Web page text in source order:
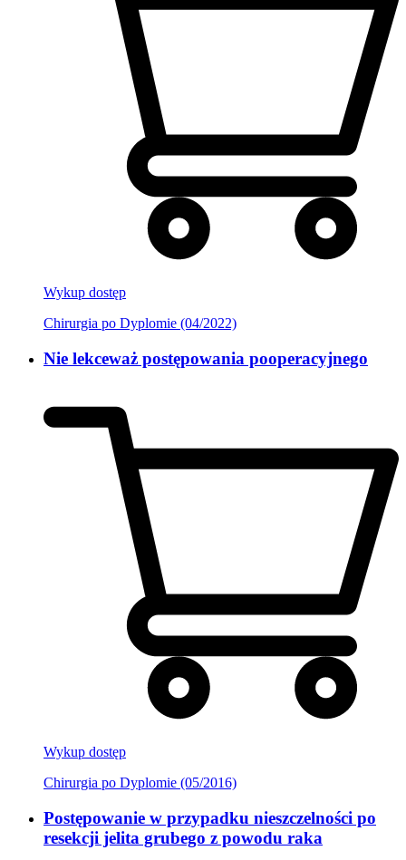
Wykup dostęp
Chirurgia po Dyplomie (04/2022)
Nie lekceważ postępowania pooperacyjnego
Wykup dostęp
Chirurgia po Dyplomie (05/2016)
Postępowanie w przypadku nieszczelności po
resekcji jelita grubego z powodu raka